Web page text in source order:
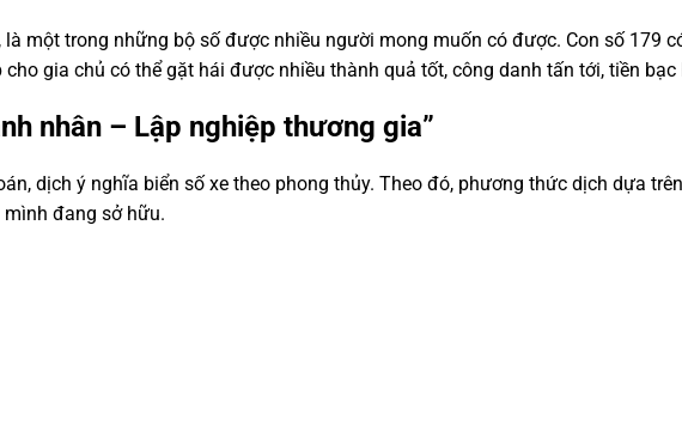
một trong những bộ số được nhiều người mong muốn có được. Con số 179
gia chủ có thể gặt hái được nhiều thành quả tốt, công danh tấn tới, tiền
nhân – Lập nghiệp thương gia”
dịch ý nghĩa biển số xe theo phong thủy. Theo đó, phương thức dịch dựa
đang sở hữu.